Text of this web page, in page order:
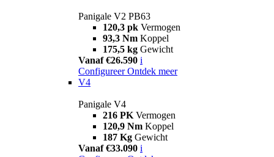
Panigale V2 PB63
120,3 pk Vermogen
93,3 Nm Koppel
175,5 kg Gewicht
Vanaf €26.590 i
Configureer Ontdek meer
V4
Panigale V4
216 PK Vermogen
120,9 Nm Koppel
187 Kg Gewicht
Vanaf €33.090 i